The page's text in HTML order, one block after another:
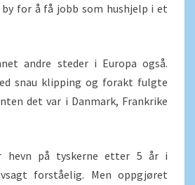
for å få jobb som hushjelp i et
andre steder i Europa også.
snau klipping og forakt fulgte
det var i Danmark, Frankrike
hevn på tyskerne etter 5 år i
forståelig. Men oppgjøret